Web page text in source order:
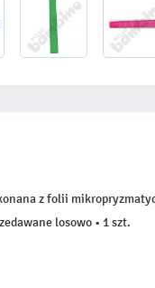
z folii
losowo • 1 szt.